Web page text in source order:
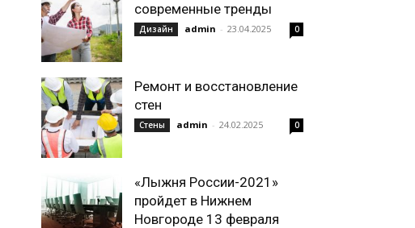
современные тренды
Дизайн admin - 23.04.2025 0
Ремонт и восстановление
стен
Стены admin - 24.02.2025 0
«Лыжня России-2021»
пройдет в Нижнем
Новгороде 13 февраля